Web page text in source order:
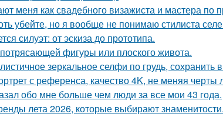
меня как свадебного визажиста и мастера по
убейте, но я вообще не понимаю стилиста
силуэт: от эскиза до прототипа.
фигуры или плоского живота.
зеркальное селфи по грудь, сохранить
с референса, качество 4K, не меняя черты
обо мне больше чем люди за все мои 43 года.
лета 2026, которые выбирают знаменитости.